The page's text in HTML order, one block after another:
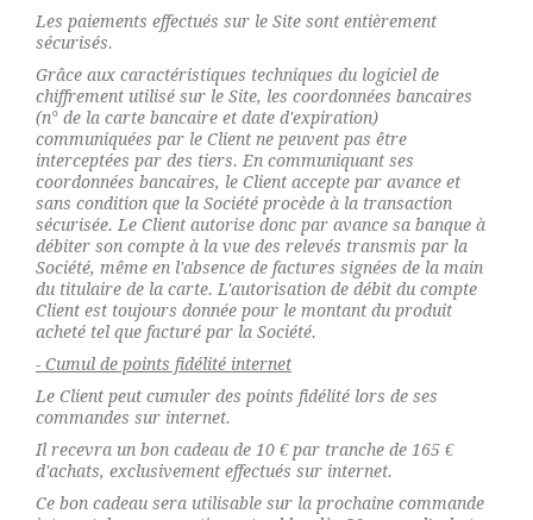
Les paiements effectués sur le Site sont entièrement
sécurisés.
Grâce aux caractéristiques techniques du logiciel de
chiffrement utilisé sur le Site, les coordonnées bancaires
(n° de la carte bancaire et date d'expiration)
communiquées par le Client ne peuvent pas être
interceptées par des tiers. En communiquant ses
coordonnées bancaires, le Client accepte par avance et
sans condition que la Société procède à la transaction
sécurisée. Le Client autorise donc par avance sa banque à
débiter son compte à la vue des relevés transmis par la
Société, même en l'absence de factures signées de la main
du titulaire de la carte. L'autorisation de débit du compte
Client est toujours donnée pour le montant du produit
acheté tel que facturé par la Société.
- Cumul de points fidélité internet
Le Client peut cumuler des points fidélité lors de ses
commandes sur internet.
Il recevra un bon cadeau de 10 € par tranche de 165 €
d'achats, exclusivement effectués sur internet.
Ce bon cadeau sera utilisable sur la prochaine commande